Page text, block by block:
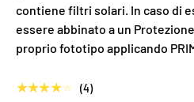
contiene filtri solari. In caso di
essere abbinato a un
proprio fototipo applicando
★★★★★ (4)